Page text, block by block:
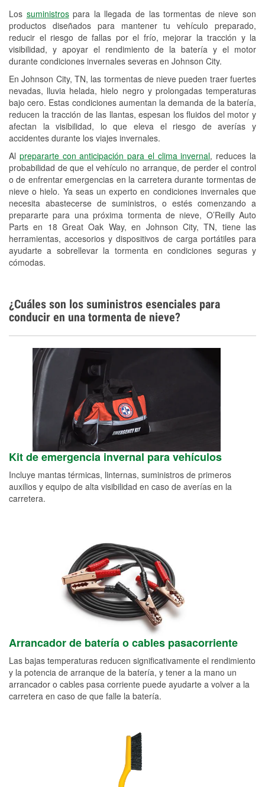
Los suministrospara la llegada de las tormentas de nieve son
productos diseñados para mantener tu vehículo preparado,
reducir el riesgo de fallas por el frío, mejorar la tracción y la
visibilidad, y apoyar el rendimiento de la batería y el motor
durante condiciones invernales severas en Johnson City.
En Johnson City, TN, las tormentas de nieve pueden traer fuertes
nevadas, lluvia helada, hielo negro y prolongadas temperaturas
bajo cero. Estas condiciones aumentan la demanda de la batería,
reducen la tracción de las llantas, espesan los fluidos del motor y
afectan la visibilidad, lo que eleva el riesgo de averías y
accidentes durante los viajes invernales.
Al prepararte con anticipación para el clima invernal, reduces la
probabilidad de que el vehículo no arranque, de perder el control
o de enfrentar emergencias en la carretera durante tormentas de
nieve o hielo. Ya seas un experto en condiciones invernales que
necesita abastecerse de suministros, o estés comenzando a
prepararte para una próxima tormenta de nieve, O’Reilly Auto
Parts en 18 Great Oak Way, en Johnson City, TN, tiene las
herramientas, accesorios y dispositivos de carga portátiles para
ayudarte a sobrellevar la tormenta en condiciones seguras y
cómodas.
Reciclaje de baterías y aceite
Instalación de bombillas de faros
Instalación de limpiaparabrisas
Programa de Préstamo de
Herramientas
Rectificación de tambores y discos de
freno
Hurricane Supplies
Snowstorm Supplies
Conoce más
¿Cuáles son los suministros esenciales para
conducir en una tormenta de nieve?
Kit de emergencia invernal para vehículos
Incluye mantas térmicas, linternas, suministros de primeros
auxilios y equipo de alta visibilidad en caso de averías en la
carretera.
Arrancador de batería o cables pasacorriente
Las bajas temperaturas reducen significativamente el rendimiento
y la potencia de arranque de la batería, y tener a la mano un
arrancador o cables pasa corriente puede ayudarte a volver a la
carretera en caso de que falle la batería.